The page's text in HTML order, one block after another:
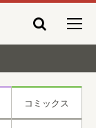
コミックス